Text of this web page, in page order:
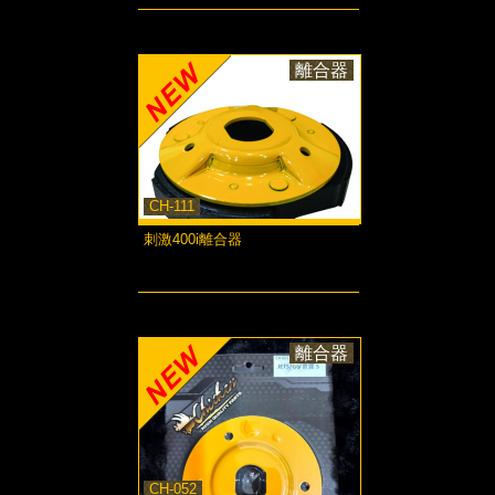
CH-111
離合器
刺激400i離合器
CH-052
離合器